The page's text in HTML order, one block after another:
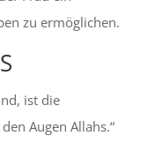
zu ermöglichen.
ist die
Augen Allahs.“